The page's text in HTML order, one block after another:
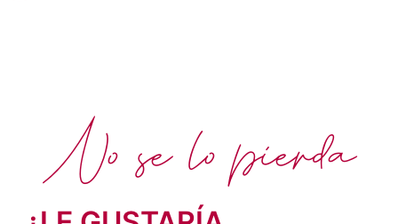
No se lo pierda